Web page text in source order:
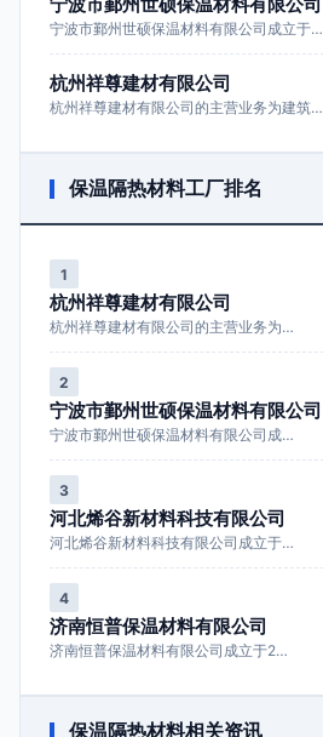
宁波市鄞州世硕保温材料有限公司成立于…
杭州祥尊建材有限公司
杭州祥尊建材有限公司的主营业务为建筑…
保温隔热材料工厂排名
1
杭州祥尊建材有限公司
杭州祥尊建材有限公司的主营业务为…
2
宁波市鄞州世硕保温材料有限公司
宁波市鄞州世硕保温材料有限公司成…
3
河北烯谷新材料科技有限公司
河北烯谷新材料科技有限公司成立于…
4
济南恒普保温材料有限公司
济南恒普保温材料有限公司成立于2…
保温隔热材料相关资讯